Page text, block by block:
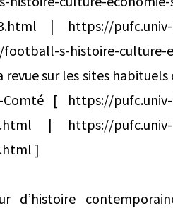
3.html | https://
s-histoire-culture-
sur les sites
[ https://
| https://pufc.univ-
]
d’histoire